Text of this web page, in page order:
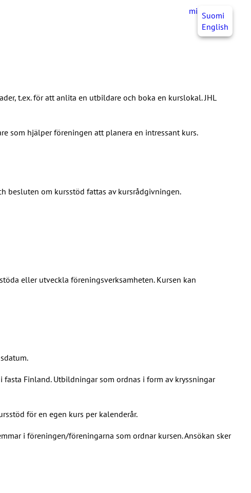
mittJHL SV
Suomi
English
t.ex. för att anlita en utbildare och boka en kurslokal. JHL
som hjälper föreningen att planera en intressant kurs.
besluten om kursstöd fattas av kursrådgivningen.
eller utveckla föreningsverksamheten. Kursen kan
Finland. Utbildningar som ordnas i form av kryssningar
för en egen kurs per kalenderår.
i föreningen/föreningarna som ordnar kursen. Ansökan sker